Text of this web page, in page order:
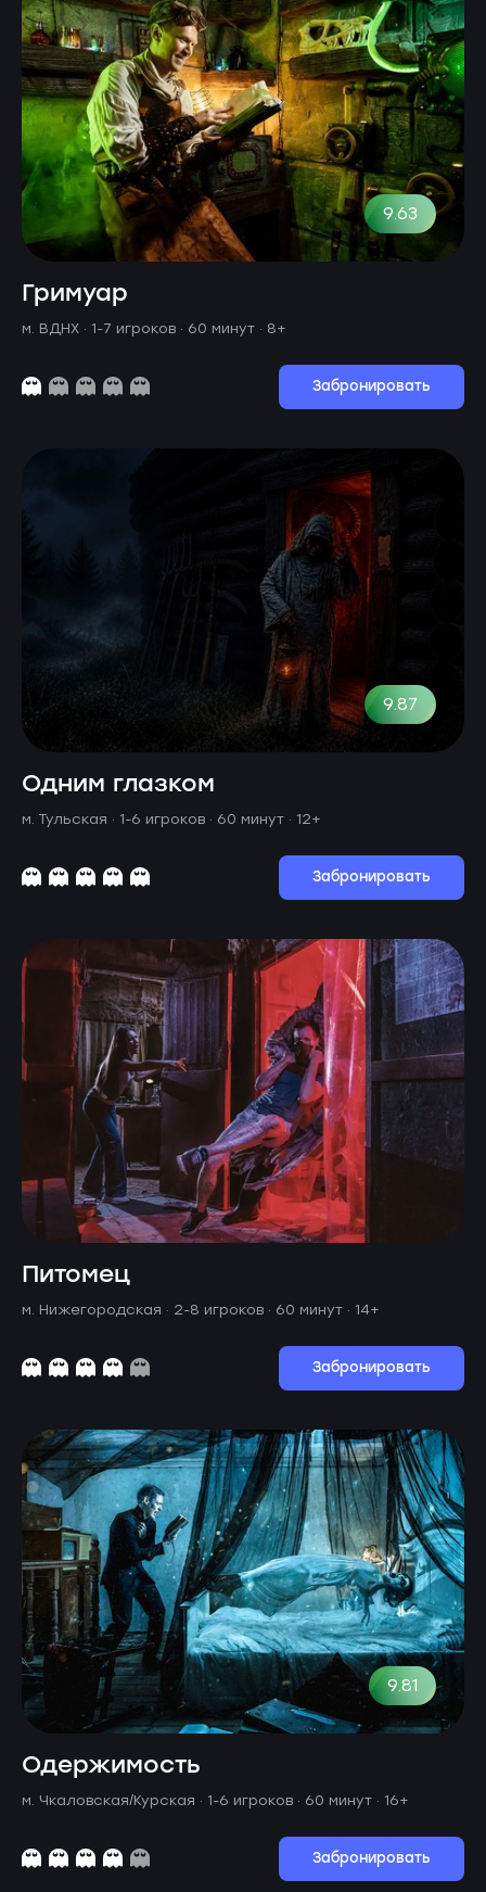
9.63
Гримуар
м. ВДНХ · 1-7 игроков · 60 минут · 8+
Забронировать
9.87
Одним глазком
м. Тульская · 1-6 игроков · 60 минут · 12+
Забронировать
Питомец
м. Нижегородская · 2-8 игроков · 60 минут · 14+
Забронировать
9.81
Одержимость
м. Чкаловская/Курская · 1-6 игроков · 60 минут · 16+
Забронировать